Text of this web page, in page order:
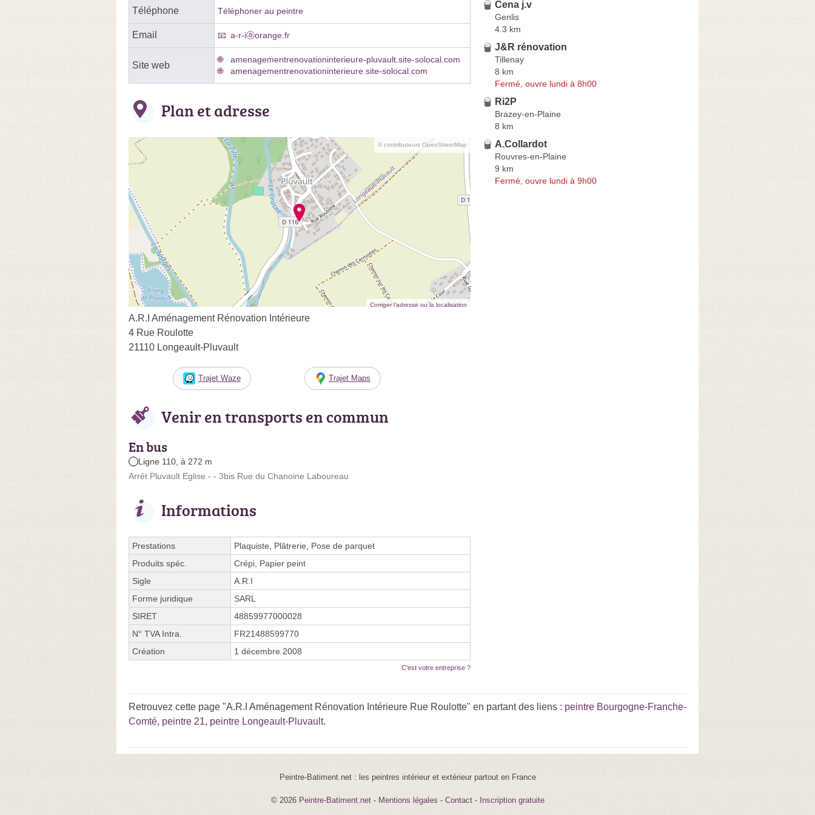
Téléphone Téléphoner au peintre
Email a-r-iⓐorange.fr
Site web
amenagementrenovationinterieure-pluvault.site-solocal.com
amenagementrenovationinterieure.site-solocal.com
Plan et adresse
© contributeurs OpenStreetMap
Corriger l’adresse ou la localisation
A.R.I Aménagement Rénovation Intérieure
4 Rue Roulotte
21110 Longeault-Pluvault
Trajet Waze Trajet Maps
Venir en transports en commun
En bus
Ligne 110, à 272 m
Arrêt Pluvault Eglise - - 3bis Rue du Chanoine Laboureau
Informations
Prestations
Plaquiste, Plâtrerie, Pose de parquet
Produits spéc.
Crépi, Papier peint
Sigle
A.R.I
Forme juridique
SARL
SIRET
48859977000028
N° TVA Intra.
FR21488599770
Création
1 décembre 2008
C'est votre entreprise ?
Cena j.v
Genlis
4.3 km
J&R rénovation
Tillenay
8 km
Fermé, ouvre lundi à 8h00
Ri2P
Brazey-en-Plaine
8 km
A.Collardot
Rouvres-en-Plaine
9 km
Fermé, ouvre lundi à 9h00
Retrouvez cette page "A.R.I Aménagement Rénovation Intérieure Rue Roulotte" en partant des liens : peintre Bourgogne-Franche-
Comté, peintre 21, peintre Longeault-Pluvault.
Peintre-Batiment.net : les peintres intérieur et extérieur partout en France
© 2026 Peintre-Batiment.net - Mentions légales - Contact- Inscription gratuite